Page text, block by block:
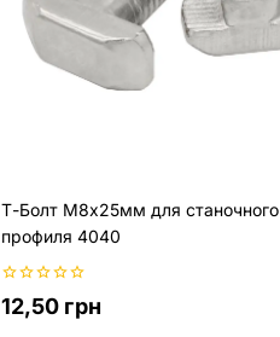
Т-Болт М8х25мм для станочного
профиля 4040
0
из
12,50 грн